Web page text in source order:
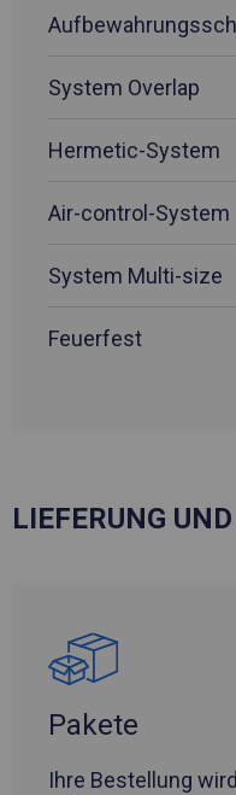
System Overlap
Hermetic-System
Air-control-System
System Multi-size
Feuerfest
LIEFERUNG
Pakete
Ihre Bestellung